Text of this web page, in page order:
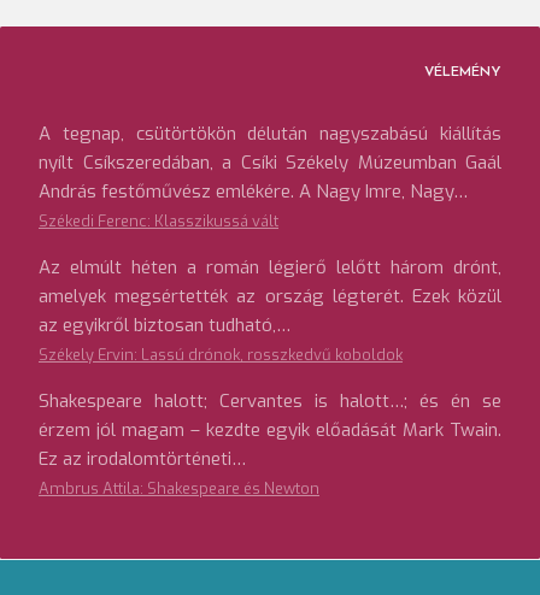
VÉLEMÉNY
A tegnap, csütörtökön délután nagyszabású kiállítás
nyílt Csíkszeredában, a Csíki Székely Múzeumban Gaál
András festőművész emlékére. A Nagy Imre, Nagy…
Székedi Ferenc: Klasszikussá vált
Az elmúlt héten a román légierő lelőtt három drónt,
amelyek megsértették az ország légterét. Ezek közül
az egyikről biztosan tudható,…
Székely Ervin: Lassú drónok, rosszkedvű koboldok
Shakespeare halott; Cervantes is halott…; és én se
érzem jól magam – kezdte egyik előadását Mark Twain.
Ez az irodalomtörténeti…
Ambrus Attila: Shakespeare és Newton